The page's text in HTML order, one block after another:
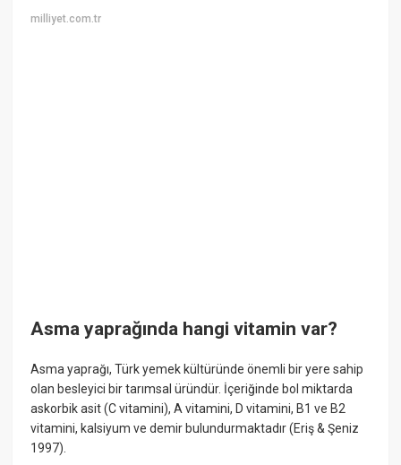
milliyet.com.tr
Asma yaprağında hangi vitamin var?
Asma yaprağı, Türk yemek kültüründe önemli bir yere sahip
olan besleyici bir tarımsal üründür. İçeriğinde bol miktarda
askorbik asit (C vitamini), A vitamini, D vitamini, B1 ve B2
vitamini, kalsiyum ve demir bulundurmaktadır (Eriş & Şeniz
1997).